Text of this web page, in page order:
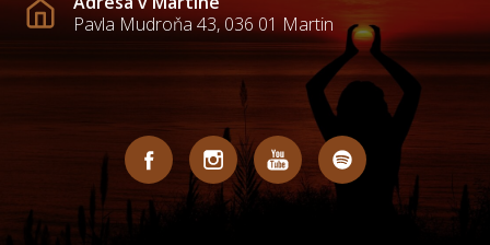
Pavla Mudroňa 43, 036 01 Martin